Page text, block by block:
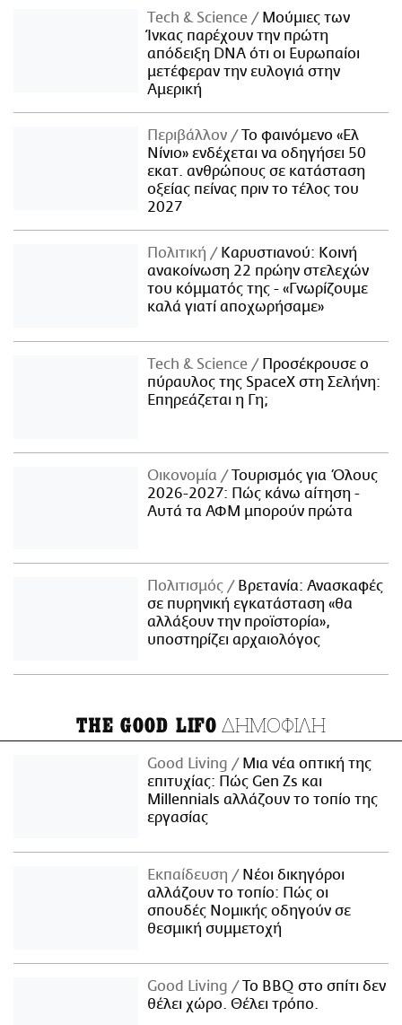
Τech & Science
Μούμιες των
Ίνκας παρέχουν την πρώτη
απόδειξη DNA ότι οι Ευρωπαίοι
μετέφεραν την ευλογιά στην
Αμερική
Περιβάλλον
Το φαινόμενο «Ελ
Νίνιο» ενδέχεται να οδηγήσει 50
εκατ. ανθρώπους σε κατάσταση
οξείας πείνας πριν το τέλος του
2027
Πολιτική
Καρυστιανού: Κοινή
ανακοίνωση 22 πρώην στελεχών
του κόμματός της - «Γνωρίζουμε
καλά γιατί αποχωρήσαμε»
Τech & Science
Προσέκρουσε ο
πύραυλος της SpaceX στη Σελήνη:
Επηρεάζεται η Γη;
Οικονομία
Τουρισμός για Όλους
2026-2027: Πώς κάνω αίτηση -
Αυτά τα ΑΦΜ μπορούν πρώτα
Πολιτισμός
Βρετανία: Ανασκαφές
σε πυρηνική εγκατάσταση «θα
αλλάξουν την προϊστορία»,
υποστηρίζει αρχαιολόγος
THE GOOD LIFO ΔΗΜΟΦΙΛΗ
Good Living
Μια νέα οπτική της
επιτυχίας: Πώς Gen Zs και
Millennials αλλάζουν το τοπίο της
εργασίας
Εκπαίδευση
Νέοι δικηγόροι
αλλάζουν το τοπίο: Πώς οι
σπουδές Νομικής οδηγούν σε
θεσμική συμμετοχή
Good Living
Το BBQ στο σπίτι δεν
θέλει χώρο. Θέλει τρόπο.